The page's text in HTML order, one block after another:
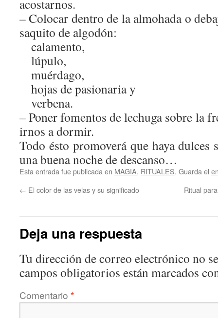
acostarnos.
– Colocar dentro de la almohada o
saquito de algodón:
calamento,
lúpulo,
muérdago,
hojas de pasionaria y
verbena.
– Poner fomentos de lechuga sobre la
irnos a dormir.
Todo ésto promoverá que haya dulces
una buena noche de descanso…
Esta entrada fue publicada en MAGIA, RITUALES. Guarda el
← El color de las velas y su significado Ritual
Deja una respuesta
Tu dirección de correo electrónico no
campos obligatorios están marcados
Comentario *